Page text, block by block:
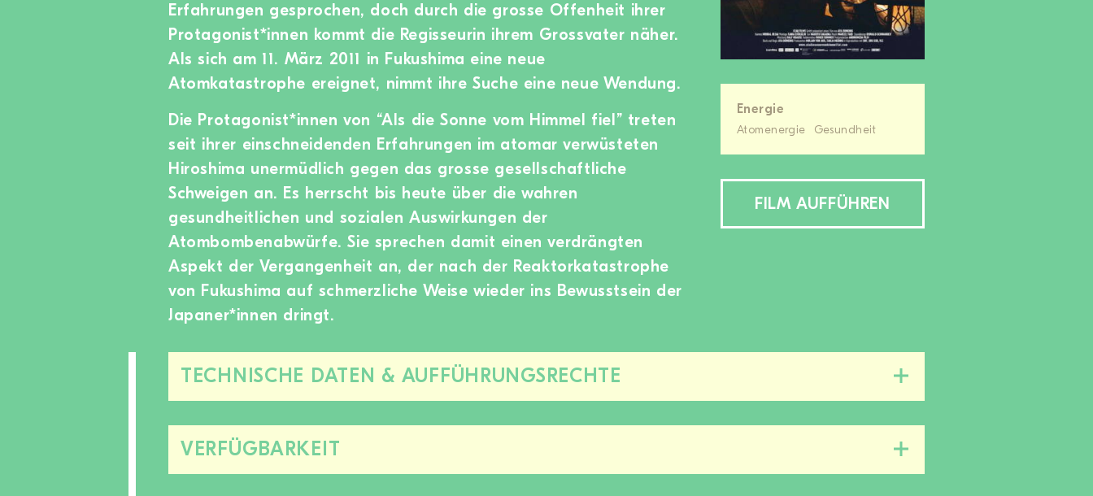
Energie
Atomenergie Gesundheit
FILM AUFFÜHREN
Erfahrungen gesprochen, doch durch die grosse Offenheit ihrer
Protagonist*innen kommt die Regisseurin ihrem Grossvater näher.
Als sich am 11. März 2011 in Fukushima eine neue
Atomkatastrophe ereignet, nimmt ihre Suche eine neue Wendung.
Die Protagonist*innen von “Als die Sonne vom Himmel fiel” treten
seit ihrer einschneidenden Erfahrungen im atomar verwüsteten
Hiroshima unermüdlich gegen das grosse gesellschaftliche
Schweigen an. Es herrscht bis heute über die wahren
gesundheitlichen und sozialen Auswirkungen der
Atombombenabwürfe. Sie sprechen damit einen verdrängten
Aspekt der Vergangenheit an, der nach der Reaktorkatastrophe
von Fukushima auf schmerzliche Weise wieder ins Bewusstsein der
Japaner*innen dringt.
TECHNISCHE DATEN & AUFFÜHRUNGSRECHTE
Diesen
Bereich
zu-/aufklappen
VERFÜGBARKEIT
Bereich